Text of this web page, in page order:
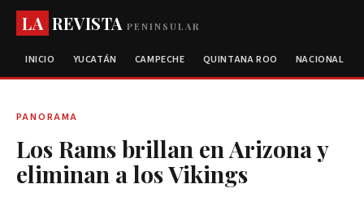
LA REVISTAPENINSULAR
INICIO YUCATÁN CAMPECHE QUINTANA ROO NACIONAL
PANORAMA
Los Rams brillan en Arizona y
eliminan a los Vikings